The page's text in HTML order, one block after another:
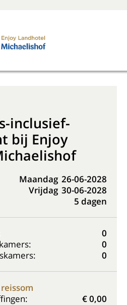
inclusief-
bij Enjoy
Maandag 26-06-2028
Vrijdag 30-06-2028
5 dagen
0
0
0
€ 0,00